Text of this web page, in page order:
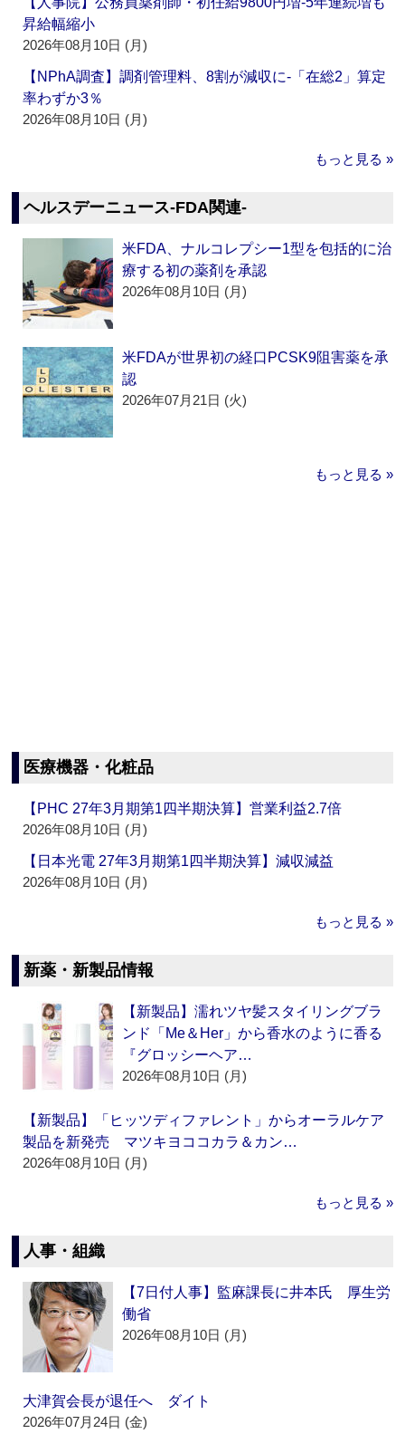
昇給幅縮小
2026年08月10日 (月)
【NPhA調査】調剤管理料、8割が減収に‐「在総2」算定
率わずか3％
2026年08月10日 (月)
もっと見る »
ヘルスデーニュース‐FDA関連‐
米FDA、ナルコレプシー1型を包括的に治
療する初の薬剤を承認
2026年08月10日 (月)
米FDAが世界初の経口PCSK9阻害薬を承
認
2026年07月21日 (火)
もっと見る »
医療機器・化粧品
【PHC 27年3月期第1四半期決算】営業利益2.7倍
2026年08月10日 (月)
【日本光電 27年3月期第1四半期決算】減収減益
2026年08月10日 (月)
もっと見る »
新薬・新製品情報
【新製品】濡れツヤ髪スタイリングブラ
ンド「Me＆Her」から香水のように香る
『グロッシーヘア…
2026年08月10日 (月)
【新製品】「ヒッツディファレント」からオーラルケア
製品を新発売 マツキヨココカラ＆カン…
2026年08月10日 (月)
もっと見る »
人事・組織
【7日付人事】監麻課長に井本氏 厚生労
働省
2026年08月10日 (月)
大津賀会長が退任へ ダイト
2026年07月24日 (金)